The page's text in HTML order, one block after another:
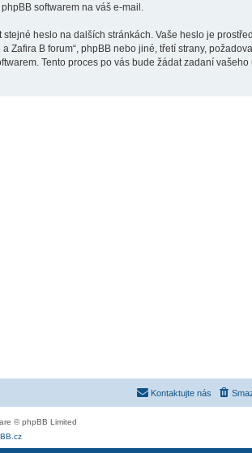
softwarem na váš e-mail.
heslo na dalších stránkách. Vaše heslo je
B forum“, phpBB nebo jiné, třetí strany,
Tento proces po vás bude žádat zadaní
Kontaktujte nás
© phpBB Limited